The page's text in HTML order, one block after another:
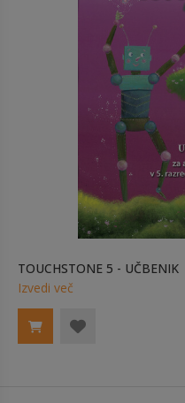
TOUCHSTONE 5 - UČBENIK
Izvedi več